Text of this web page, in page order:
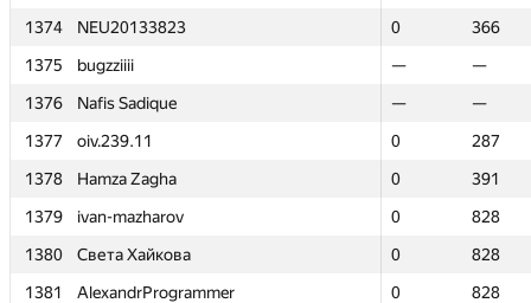
1374
NEU20133823 0
366
1375
bugzziiii —
—
1376
Nafis Sadique —
—
1377
oiv.239.11 0
287
1378
Hamza Zagha 0
391
1379
ivan-mazharov 0
828
1380
Света Хайкова 0
828
1381
AlexandrProgrammer 0
828
1374
NEU20133823 0
366
1375
bugzziiii —
—
1376
Nafis Sadique —
—
1377
oiv.239.11 0
287
1378
Hamza Zagha 0
391
1379
ivan-mazharov 0
828
1380
Света Хайкова 0
828
1381
AlexandrProgrammer 0
828